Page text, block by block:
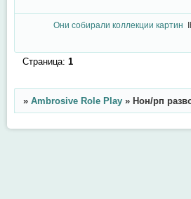
Они собирали коллекции картин
Страница:1
»Ambrosive Role Play » Нон/рп